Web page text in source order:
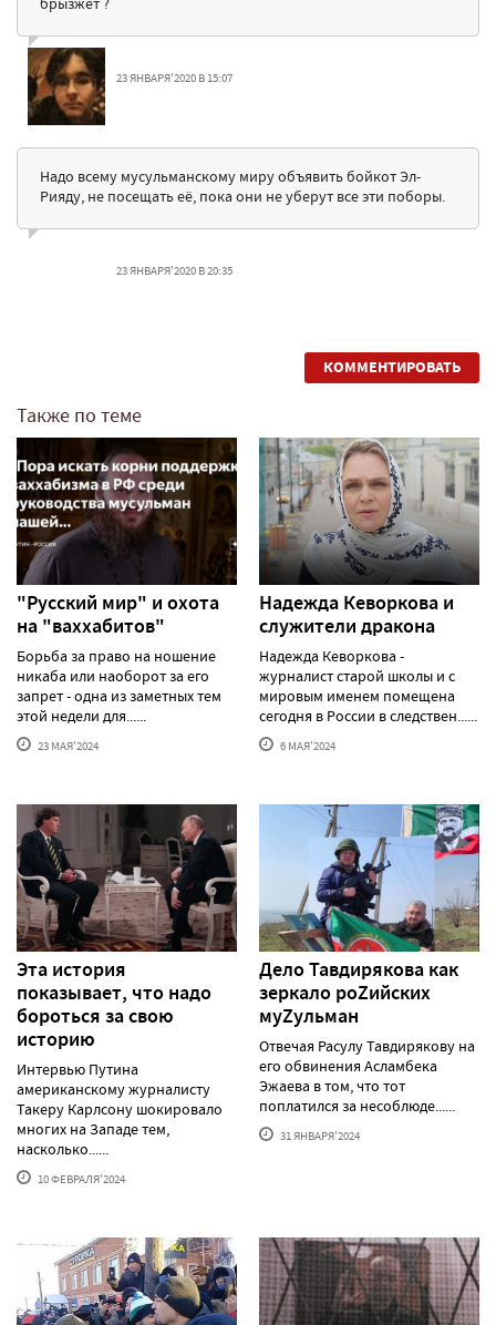
23 ЯНВАРЯ'2020 В 15:07
Надо всему мусульманскому миру объявить бойкот Эл-
Рияду, не посещать её, пока они не уберут все эти поборы.
23 ЯНВАРЯ'2020 В 20:35
КОММЕНТИРОВАТЬ
Также по теме
"Русский мир" и охота
на "ваххабитов"
Борьба за право на ношение
никаба или наоборот за его
запрет - одна из заметных тем
этой недели для......
23 МАЯ'2024
Надежда Кеворкова и
служители дракона
Надежда Кеворкова -
журналист старой школы и с
мировым именем помещена
сегодня в России в следствен......
6 МАЯ'2024
Эта история
показывает, что надо
бороться за свою
историю
Интервью Путина
американскому журналисту
Такеру Карлсону шокировало
многих на Западе тем,
насколько......
10 ФЕВРАЛЯ'2024
Дело Тавдирякова как
зеркало роZийских
муZульман
Отвечая Расулу Тавдирякову на
его обвинения Асламбека
Эжаева в том, что тот
поплатился за несоблюде......
31 ЯНВАРЯ'2024